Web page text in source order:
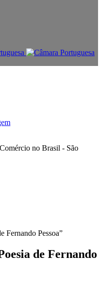
no Brasil - São
Fernando Pessoa”
de Fernando